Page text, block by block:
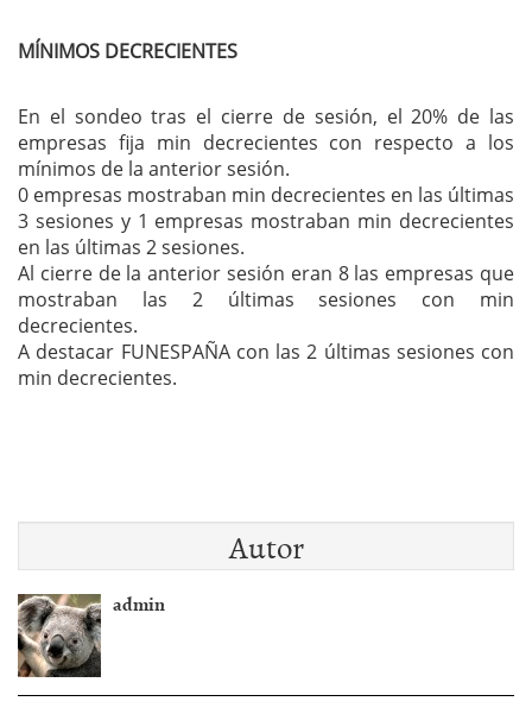
MÍNIMOS DECRECIENTES
En el sondeo tras el cierre de sesión, el 20% de las
empresas fija min decrecientes con respecto a los
mínimos de la anterior sesión.
0 empresas mostraban min decrecientes en las últimas
3 sesiones y 1 empresas mostraban min decrecientes
en las últimas 2 sesiones.
Al cierre de la anterior sesión eran 8 las empresas que
mostraban las 2 últimas sesiones con min
decrecientes.
A destacar FUNESPAÑA con las 2 últimas sesiones con
min decrecientes.
Autor
admin